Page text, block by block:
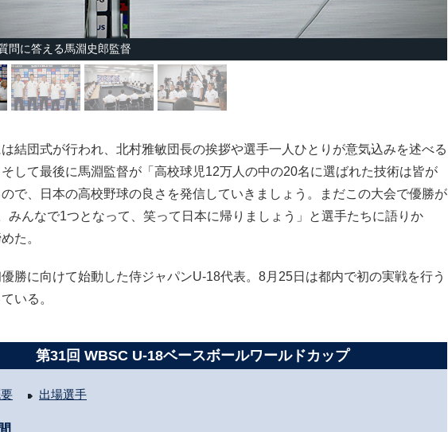
問に答える馬淵史郎監督
結団式が行われ、北村雅敏団長の挨拶や選手一人ひとりが意気込みを述べる
して最後に馬淵監督が「高校球児12万人の中の20名に選ばれた技術は皆が
で、日本の高校野球の良さを発信していきましょう。まだこの大会で優勝が
みんなで1つとなって、笑って日本に帰りましょう」と選手たちに語りか
た。
勝に向けて始動した侍ジャパンU-18代表。8月25日は都内で初の実戦を行う
いる。
第31回 WBSC U-18ベースボールワールドカップ
出場選手